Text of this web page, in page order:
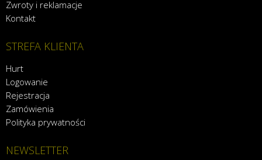
Zwroty i reklamacje
Kontakt
STREFA KLIENTA
Hurt
Logowanie
Rejestracja
Zamówienia
Polityka prywatności
NEWSLETTER